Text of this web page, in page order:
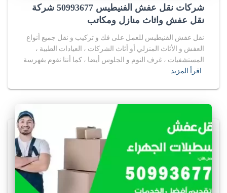
شركات نقل عفش الفنيطيس 50993677 شركة
نقل عفش واثاث منازل ومكاتب
نقل عفش الفنيطيس للعمل على فك و تركيب و نقل جميع أنواع
العفش و الأثاث المنزلي أو أثاث الشركات ، العيادات الطبية ،
المستشفيات ، غرف النوم و الجلوس أيضا ، كما أننا نقوم بفهرسة
اقرأ المزيد